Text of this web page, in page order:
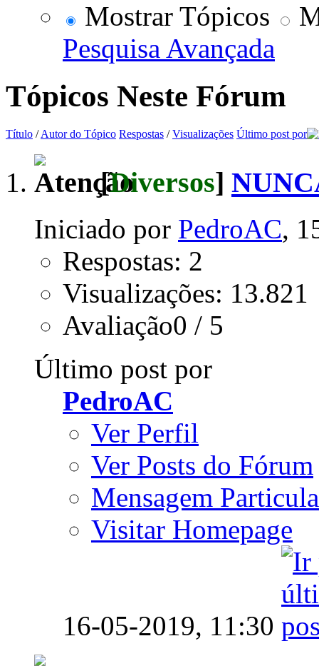
Mostrar Tópicos
Pesquisa Avançada
Tópicos Neste Fórum
Título /Autor do Tópico Respostas /Visualizações Último post por
[Diversos]
Iniciado por PedroAC,
Respostas: 2
Visualizações: 13.821
Avaliação0 / 5
Último post por
PedroAC
Ver Perfil
Ver Posts do Fórum
Mensagem
Visitar Homepage
16-05-2019, 11:30